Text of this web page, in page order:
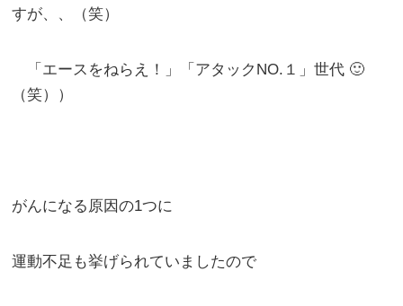
すが、、（笑）
「エースをねらえ！」「アタックNO.１」世代 🙂
（笑））
がんになる原因の1つに
運動不足も挙げられていましたので